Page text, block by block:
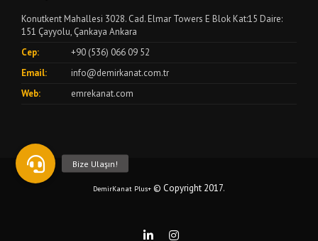
Konutkent Mahallesi 3028. Cad. Elmar Towers E Blok Kat:15 Daire:
151 Çayyolu, Çankaya Ankara
Cep:
+90 (536) 066 09 52
Email:
info@demirkanat.com.tr
Web:
emrekanat.com
DemirKanat Plus+ © Copyright 2017.